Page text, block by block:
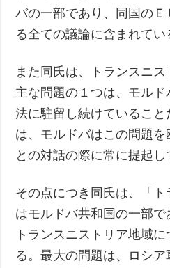
バの一部であり、同国の
る全ての議論に含まれてい
また同氏は、トランスニ
主な問題の１つは、モル
法に駐留し続けているこ
は、モルドバはこの問題
との対話の際に常に提起し
その点につき同氏は、「
はモルドバ共和国の一部
トランスニストリア地域
る。最大の問題は、ロシ